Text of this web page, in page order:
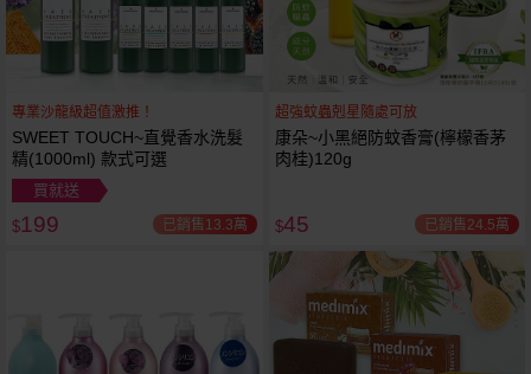
專業沙龍級超值激推！
SWEET TOUCH~直覺香水洗髮
精(1000ml) 款式可選
買就送
$199 已銷售13.3萬
超強蚊蟲剋星隨處可放
康朵~小黑絕防蚊香膏(檸檬香茅
肉桂)120g
$45 已銷售24.5萬